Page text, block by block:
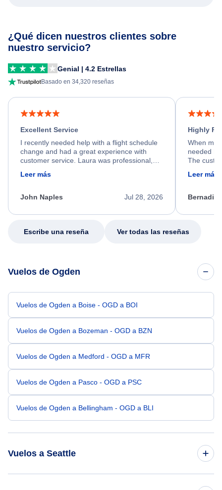
¿Qué dicen nuestros clientes sobre
nuestro servicio?
Genial | 4.2 Estrellas
Basado en 34,320 reseñas
Excellent Service
I recently needed help with a flight schedule
change and had a great experience with
customer service. Laura was professional,
friendly, and very helpful throughout the
process. She quickly found a solution and
appreciate her excellent service.
Leer más
Jul 28, 2026
John Naples
Highly
When my
needed
The
calm,
my issue.
Leer más
Escribe una reseña Ver todas las reseñas
Vuelos de Ogden
Vuelos de Ogden a Boise - OGD a BOI
Vuelos de Ogden a Bozeman - OGD a BZN
Vuelos de Ogden a Medford - OGD a MFR
Vuelos de Ogden a Pasco - OGD a PSC
Vuelos de Ogden a Bellingham - OGD a BLI
Vuelos a Seattle